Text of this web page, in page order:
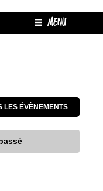
MENU
LES ÉVÈNEMENTS